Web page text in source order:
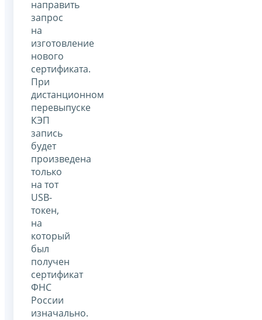
направить
запрос
на
изготовление
нового
сертификата.
При
дистанционном
перевыпуске
КЭП
запись
будет
произведена
только
на тот
USB-
токен,
на
который
был
получен
сертификат
ФНС
России
изначально.